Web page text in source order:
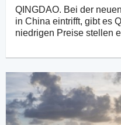
QINGDAO. Bei der
in China eintrifft, gibt es
niedrigen Preise stellen